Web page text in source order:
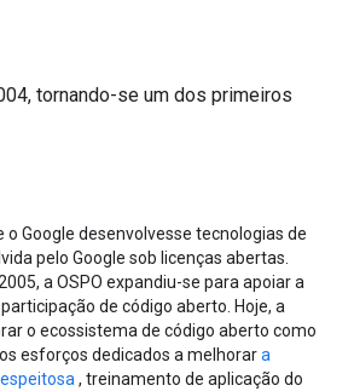
tornando-se um dos primeiros
Google desenvolvesse tecnologias de
pelo Google sob licenças abertas.
a OSPO expandiu-se para apoiar a
de código aberto. Hoje, a
o ecossistema de código aberto como
esforços dedicados a melhorara
, treinamento de aplicação do